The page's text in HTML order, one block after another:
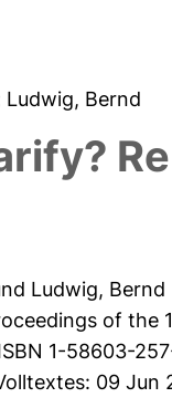
Ludwig, Bernd
Ludwig, Bernd
of the
1-58603-
09 Jun